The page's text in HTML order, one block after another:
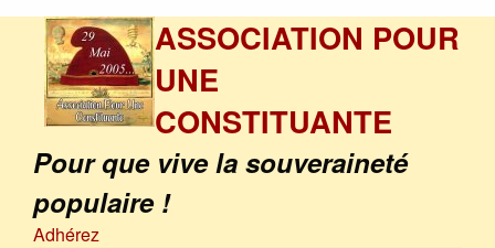
ASSOCIATION POUR
UNE
CONSTITUANTE
Pour que vive la souveraineté
populaire !
Adhérez